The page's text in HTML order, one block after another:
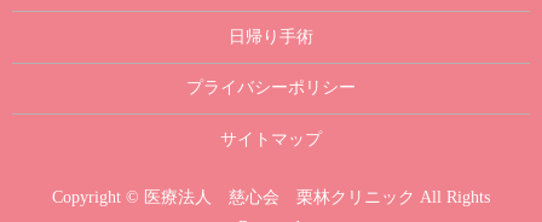
日帰り手術
プライバシーポリシー
サイトマップ
Copyright © 医療法人 慈心会 栗林クリニック All Rights